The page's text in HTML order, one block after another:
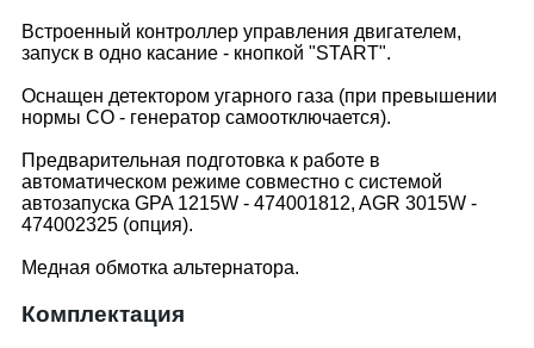
Встроенный контроллер управления двигателем,
запуск в одно касание - кнопкой "START".
Оснащен детектором угарного газа (при превышении
нормы CO - генератор самоотключается).
Предварительная подготовка к работе в
автоматическом режиме совместно с системой
автозапуска GPA 1215W - 474001812, AGR 3015W -
474002325 (опция).
Медная обмотка альтернатора.
Комплектация